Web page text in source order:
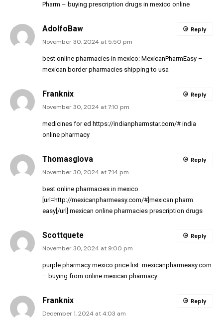
Pharm – buying prescription drugs in mexico online
AdolfoBaw
November 30, 2024 at 5:50 pm
best online pharmacies in mexico: MexicanPharmEasy –
mexican border pharmacies shipping to usa
Reply
Franknix
November 30, 2024 at 7:10 pm
medicines for ed https://indianpharmstar.com/# india
online pharmacy
Reply
Thomasglova
November 30, 2024 at 7:14 pm
best online pharmacies in mexico
[url=http://mexicanpharmeasy.com/#]mexican pharm
easy[/url] mexican online pharmacies prescription drugs
Reply
Scottquete
November 30, 2024 at 9:00 pm
purple pharmacy mexico price list: mexicanpharmeasy.com
– buying from online mexican pharmacy
Reply
Franknix
December 1, 2024 at 4:03 am
Reply